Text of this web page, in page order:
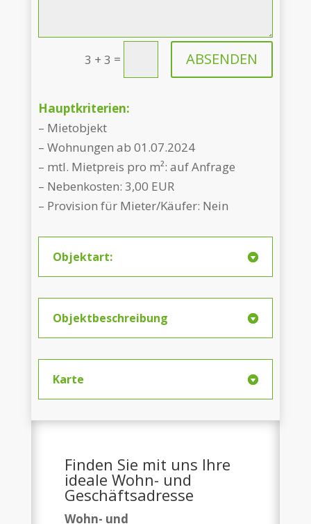
3 + 3 = ABSENDEN
Hauptkriterien:
– Mietobjekt
– Wohnungen ab 01.07.2024
– mtl. Mietpreis pro m²: auf Anfrage
– Nebenkosten: 3,00 EUR
– Provision für Mieter/Käufer: Nein
Objektart:
Objektbeschreibung
Karte
Finden Sie mit uns Ihre
ideale Wohn- und
Geschäftsadresse
Wohn- und